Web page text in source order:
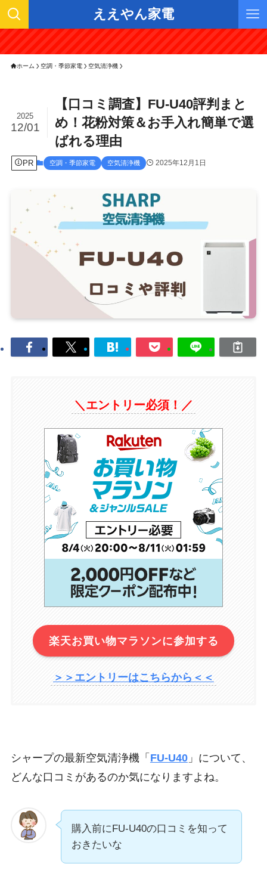
ええやん家電
ホーム 空調・季節家電 空気清浄機
【口コミ調査】FU-U40評判まと
め！花粉対策＆お手入れ簡単で選
ばれる理由
2025
12/01
PR 空調・季節家電 空気清浄機 2025年12月1日
＼エントリー必須！／
楽天お買い物マラソンに参加する
＞＞エントリーはこちらから＜＜
シャープの最新空気清浄機「 FU-U40」について、
どんな口コミがあるのか気になりますよね。
購入前にFU-U40の口コミを知って
おきたいな